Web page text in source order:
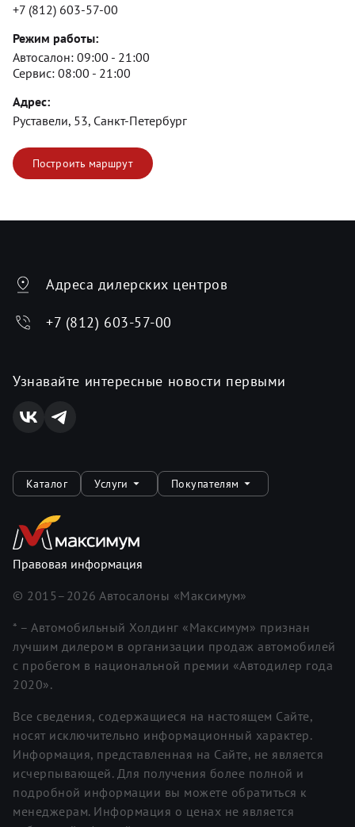
+7 (812) 603-57-00
Режим работы:
Автосалон: 09:00 - 21:00
Сервис: 08:00 - 21:00
Адрес:
Руставели, 53, Санкт-Петербург
Построить маршрут
Адреса дилерских центров
+7 (812) 603-57-00
Узнавайте интересные новости первыми
Каталог Услуги Покупателям
Правовая информация
© 2015– 2026 Автосалоны «Максимум»
* – Автомобильный Холдинг «Максимум» признан
лучшим дилером в организации продаж автомобилей
с пробегом в национальной премии «Автодилер года
2020».
Все сведения, содержащиеся на настоящем Сайте,
носят исключительно информационный характер.
Информация, представленная на Сайте, не является
исчерпывающей. Для получения более полной и
подробной информации вы можете обратиться к
менеджерам. Информация о ценах не является